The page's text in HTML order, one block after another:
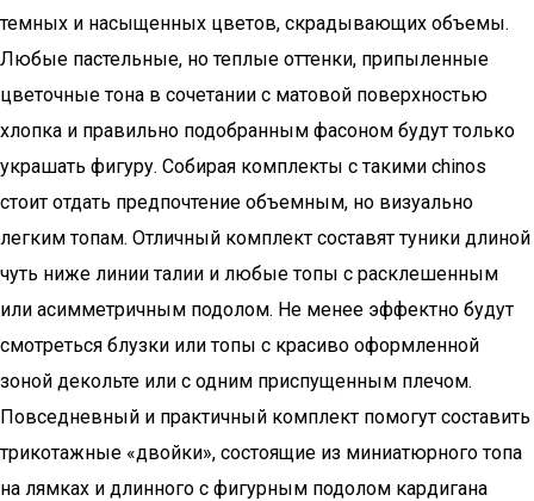
темных и насыщенных цветов, скрадывающих объемы.
Любые пастельные, но теплые оттенки, припыленные
цветочные тона в сочетании с матовой поверхностью
хлопка и правильно подобранным фасоном будут только
украшать фигуру. Собирая комплекты с такими сhinos
стоит отдать предпочтение объемным, но визуально
легким топам. Отличный комплект составят туники длиной
чуть ниже линии талии и любые топы с расклешенным
или асимметричным подолом. Не менее эффектно будут
смотреться блузки или топы с красиво оформленной
зоной декольте или с одним приспущенным плечом.
Повседневный и практичный комплект помогут составить
трикотажные «двойки», состоящие из миниатюрного топа
на лямках и длинного с фигурным подолом кардигана